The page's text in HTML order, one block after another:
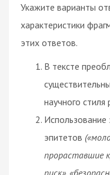
Укажите варианты
характеристики
этих ответов.
В тексте
научного стиля
эпитетов
прораставшие
писк»,